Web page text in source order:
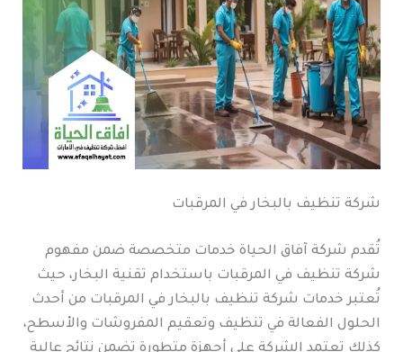
شركة تنظيف بالبخار في المرقبات
تُقدم شركة آفاق الحياة خدمات متخصصة ضمن مفهوم
شركة تنظيف في المرقبات باستخدام تقنية البخار، حيث
تُعتبر خدمات شركة تنظيف بالبخار في المرقبات من أحدث
الحلول الفعالة في تنظيف وتعقيم المفروشات والأسطح،
كذلك تعتمد الشركة على أجهزة متطورة تضمن نتائج عالية